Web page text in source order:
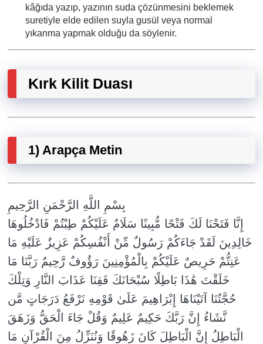
kâğıda yazıp, yazının suda çözünmesini beklemek
suretiyle elde edilen suyla gusül veya normal
yıkanma yapmak olduğu da söylenir.
Kırk Kilit Duası
1) Arapça Metin
بِسْمِ اللَّهِ الرَّحْمَنِ الرَّحِيمِ
إِنَّا فَتَحْنَا لَكَ فَتْحًا مُّبِينًا سَلَامٌ عَلَيْكُمْ طِبْتُمْ فَادْخُلُوهَا
خَالِدِينَ لَقَدْ جَاءَكُمْ رَسُولٌ مِّنْ أَنْفُسِكُمْ عَزِيزٌ عَلَيْهِ مَا
عَنِتُّمْ حَرِيصٌ عَلَيْكُمْ بِالْمُؤْمِنِينَ رَؤُوفٌ رَّحِيمٌ رَبَّنَا مَا
خَلَقْتَ هَٰذَا بَاطِلًا سُبْحَانَكَ فَقِنَا عَذَابَ النَّارِ وَتِلْكَ
حُجَّتُنَا آتَيْنَاهَا إِبْرَاهِيمَ عَلَىٰ قَوْمِهِ نَرْفَعُ دَرَجَاتٍ مَّن
نَّشَاءُ إِنَّ رَبَّكَ حَكِيمٌ عَلِيمٌ وَقُلْ جَاءَ الْحَقُّ وَزَهَقَ
الْبَاطِلُ إِنَّ الْبَاطِلَ كَانَ زَهُوقًا وَنُنَزِّلُ مِنَ الْقُرْآنِ مَا